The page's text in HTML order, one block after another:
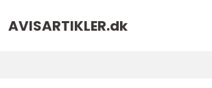
AVISARTIKLER.dk